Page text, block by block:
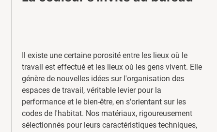
Il existe une certaine porosité entre les lieux où le
travail est effectué et les lieux où les gens vivent. Elle
génère de nouvelles idées sur l'organisation des
espaces de travail, véritable levier pour la
performance et le bien-être, en s'orientant sur les
codes de l'habitat. Nos matériaux, rigoureusement
sélectionnés pour leurs caractéristiques techniques,